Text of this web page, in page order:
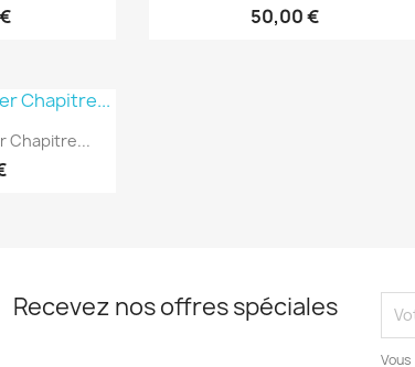
50,00 €
Chapitre...
Recevez nos offres spéciales